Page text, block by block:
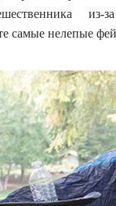
самые нелепые